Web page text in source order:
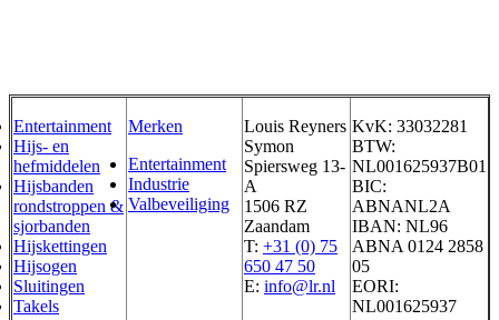
Entertainment
Hijs- en
hefmiddelen
Hijsbanden
rondstroppen &
sjorbanden
Hijskettingen
Hijsogen
Sluitingen
Takels
Merken
Entertainment
Industrie
Valbeveiliging
Louis Reyners
Symon
Spiersweg 13-
A
1506 RZ
Zaandam
T: +31 (0) 75
650 47 50
E: info@lr.nl
KvK: 33032281
BTW:
NL001625937B01
BIC:
ABNANL2A
IBAN: NL96
ABNA 0124 2858
05
EORI:
NL001625937